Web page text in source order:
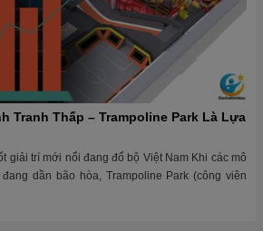
Tranh Thấp – Trampoline Park Là Lựa
giải trí mới nổi đang đổ bộ Việt Nam Khi các mô
dần bão hòa, Trampoline Park (công viên